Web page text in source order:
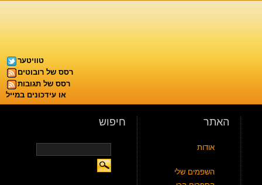
טוויטער
רסס של רובוטים
רסס של תגובות
או עידכונים במייל
האתר
אודות
השפמים שלי
חיפוש